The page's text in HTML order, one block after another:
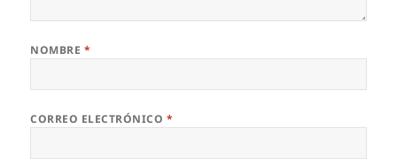
NOMBRE *
CORREO ELECTRÓNICO *